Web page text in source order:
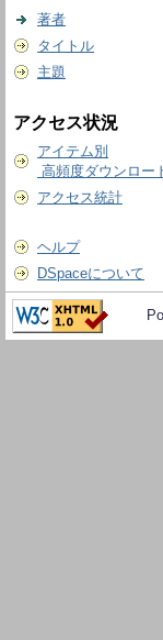
著者
タイトル
主題
アクセス状況
アイテム別
高頻度ダウンロー
アクセス統計
ヘルプ
DSpaceについて